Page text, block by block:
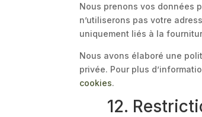
Nous prenons vos données
n’utiliserons pas votre
uniquement liés à la
Nous avons élaboré une
privée. Pour plus
cookies.
12.